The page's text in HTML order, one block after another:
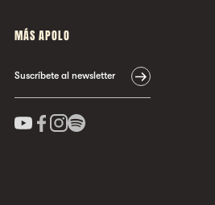
MÁS APOLO
Suscríbete al newsletter